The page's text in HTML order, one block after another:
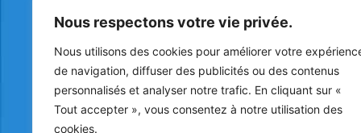
Nous respectons votre vie privée.
Nous utilisons des cookies pour améliorer votre
de navigation, diffuser des publicités ou des contenus
personnalisés et analyser notre trafic. En cliquant sur «
Tout accepter », vous consentez à notre utilisation des
cookies.